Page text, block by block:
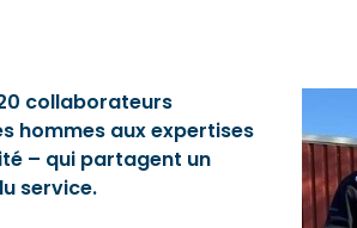
collaborateurs
hommes aux expertises
– qui partagent un
service.